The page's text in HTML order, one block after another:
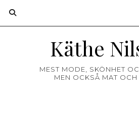
Käthe
MEST MODE, SKÖNHET
MEN OCKSÅ MAT OCH